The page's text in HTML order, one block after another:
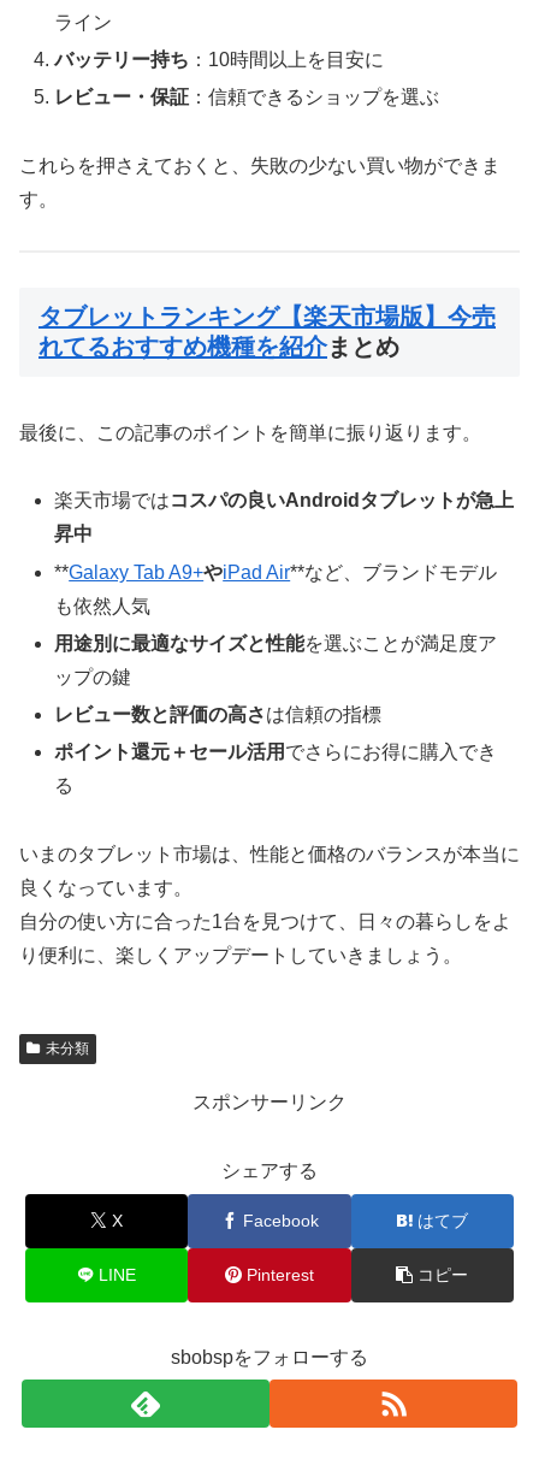
ライン
バッテリー持ち ：10時間以上を目安に
レビュー・保証 ：信頼できるショップを選ぶ
これらを押さえておくと、失敗の少ない買い物ができま
す。
タブレットランキング【楽天市場版】今売
れてるおすすめ機種を紹介まとめ
最後に、この記事のポイントを簡単に振り返ります。
楽天市場ではコスパの良いAndroidタブレットが急上
昇中
**Galaxy Tab A9+やiPad Air**など、ブランドモデル
も依然人気
用途別に最適なサイズと性能を選ぶことが満足度ア
ップの鍵
レビュー数と評価の高さは信頼の指標
ポイント還元＋セール活用 でさらにお得に購入でき
る
いまのタブレット市場は、性能と価格のバランスが本当に
良くなっています。
自分の使い方に合った1台を見つけて、日々の暮らしをよ
り便利に、楽しくアップデートしていきましょう。
未分類
スポンサーリンク
シェアする
X Facebook はてブ
LINE Pinterest コピー
sbobspをフォローする